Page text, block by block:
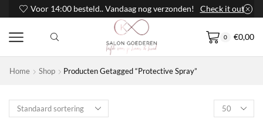
Voor 14:00 besteld.. Vandaag nog verzonden! Check it out
0 €0,00
Home Shop Producten Getagged “protective Spray”
Products
per